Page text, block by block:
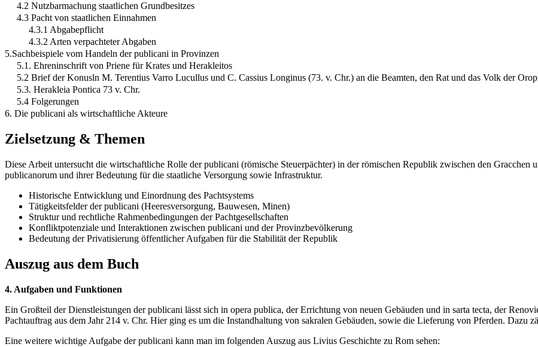
4.2 Nutzbarmachung staatlichen Grundbesitzes
4.3 Pacht von staatlichen Einnahmen
4.3.1 Abgabepflicht
4.3.2 Arten verpachteter Abgaben
5.Sachbeispiele vom Handeln der publicani in Provinzen
5.1. Ehreninschrift von Priene für Krates und Herakleitos
5.2 Brief der Konusln M. Terentius Varro Lucullus und C. Cassius Longinus (73. v. Chr.) an die Beamten, den Rat und das Volk der
5.3. Herakleia Pontica 73 v. Chr.
5.4 Folgerungen
6. Die publicani als wirtschaftliche Akteure
Zielsetzung & Themen
Diese Arbeit untersucht die wirtschaftliche Rolle der publicani (römische Steuerpächter) in der römischen Republik zwischen den Gracchen
publicanorum und ihrer Bedeutung für die staatliche Versorgung sowie Infrastruktur.
Historische Entwicklung und Einordnung des Pachtsystems
Tätigkeitsfelder der publicani (Heeresversorgung, Bauwesen, Minen)
Struktur und rechtliche Rahmenbedingungen der Pachtgesellschaften
Konfliktpotenziale und Interaktionen zwischen publicani und der Provinzbevölkerung
Bedeutung der Privatisierung öffentlicher Aufgaben für die Stabilität der Republik
Auszug aus dem Buch
4. Aufgaben und Funktionen
Ein Großteil der Dienstleistungen der publicani lässt sich in opera publica, der Errichtung von neuen Gebäuden und in sarta tecta, der
Pachtauftrag aus dem Jahr 214 v. Chr. Hier ging es um die Instandhaltung von sakralen Gebäuden, sowie die Lieferung von Pferden. Dazu
Eine weitere wichtige Aufgabe der publicani kann man im folgenden Auszug aus Livius Geschichte zu Rom sehen: